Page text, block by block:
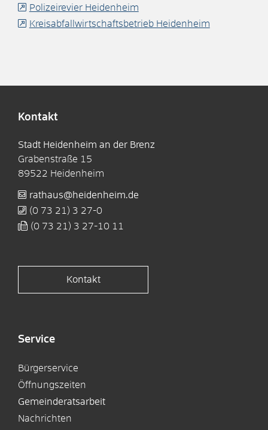
Polizeirevier Heidenheim
Kreisabfallwirtschaftsbetrieb Heidenheim
Kontakt
Stadt Heidenheim an der Brenz
Grabenstraße 15
89522 Heidenheim
rathaus@heidenheim.de
(0 73 21) 3 27-0
(0 73 21) 3 27-10 11
Kontakt
Service
Bürgerservice
Öffnungszeiten
Gemeinderatsarbeit
Nachrichten